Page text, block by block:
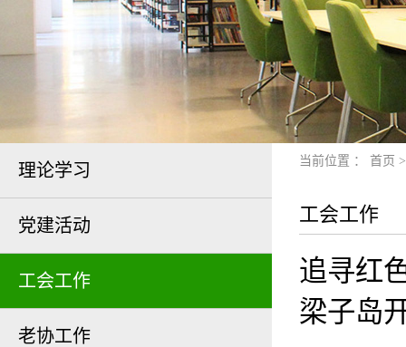
理论学习
党建活动
工会工作
老协工作
当前位置 ： 首页
工会工作
追寻红
梁子岛